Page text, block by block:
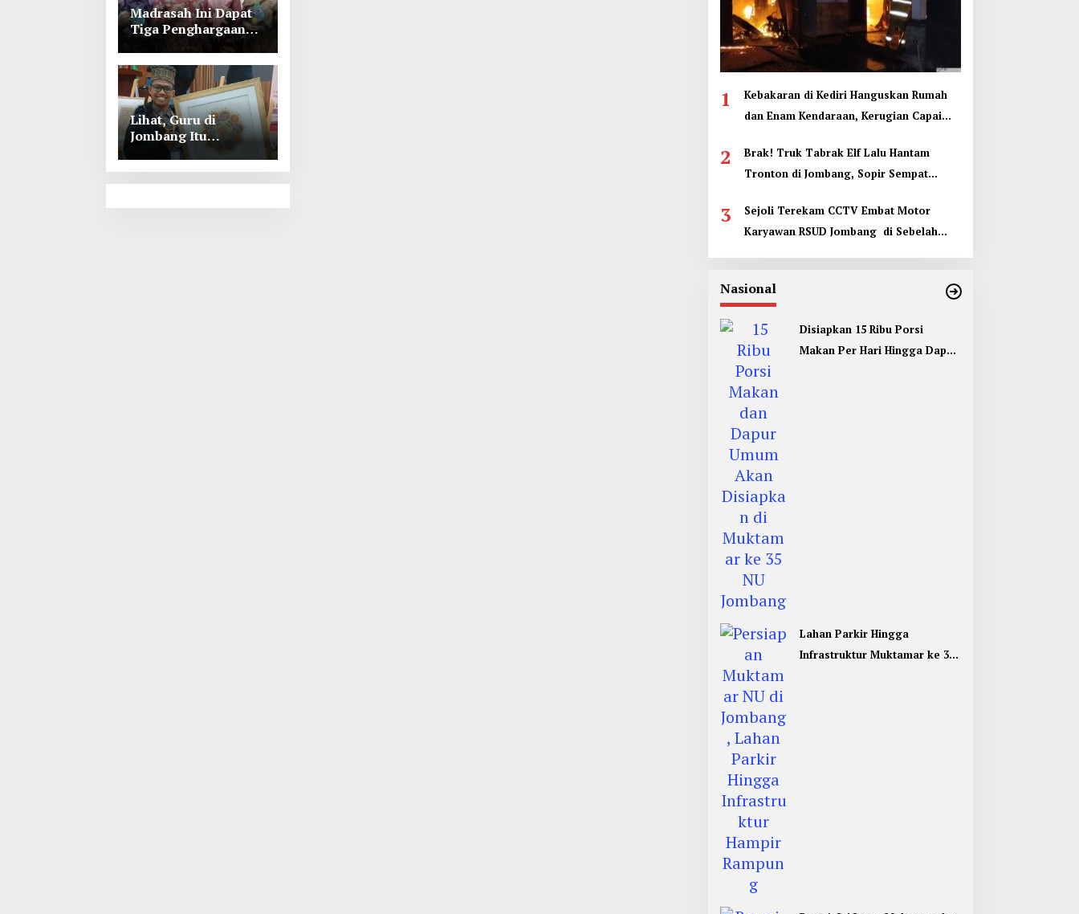
Madrasah Ini Dapat
Tiga Penghargaan
Jombang
Lihat, Guru di
Jombang Itu
Menunjukkan Hasil
Prestasinya di
Kancah
1
Kebakaran di Kediri Hanguskan Rumah
dan Enam Kendaraan, Kerugian Capai
2
Brak! Truk Tabrak Elf Lalu Hantam
Tronton di Jombang, Sopir Sempat
3
Sejoli Terekam CCTV Embat Motor
Karyawan RSUD Jombang di Sebelah
Nasional
Disiapkan 15 Ribu Porsi
Makan Per Hari Hingga Dapur
Lahan Parkir Hingga
Infrastruktur Muktamar ke 35